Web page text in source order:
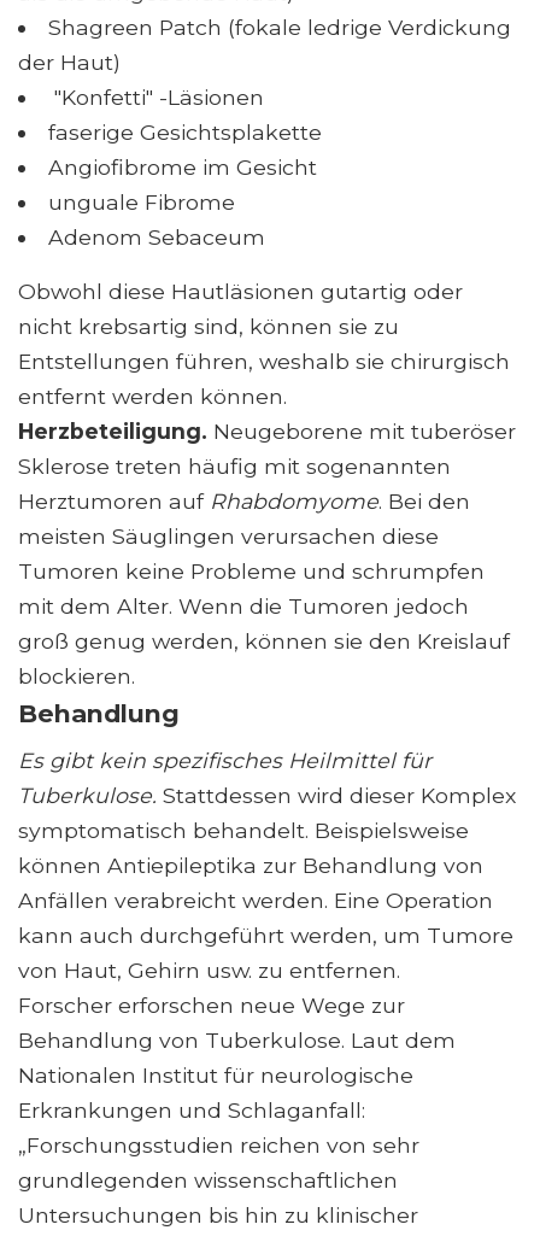
Shagreen Patch (fokale ledrige Verdickung
der Haut)
"Konfetti" -Läsionen
faserige Gesichtsplakette
Angiofibrome im Gesicht
unguale Fibrome
Adenom Sebaceum
Obwohl diese Hautläsionen gutartig oder
nicht krebsartig sind, können sie zu
Entstellungen führen, weshalb sie chirurgisch
entfernt werden können.
Herzbeteiligung. Neugeborene mit tuberöser
Sklerose treten häufig mit sogenannten
Herztumoren auf Rhabdomyome. Bei den
meisten Säuglingen verursachen diese
Tumoren keine Probleme und schrumpfen
mit dem Alter. Wenn die Tumoren jedoch
groß genug werden, können sie den Kreislauf
blockieren.
Behandlung
Es gibt kein spezifisches Heilmittel für
Tuberkulose. Stattdessen wird dieser Komplex
symptomatisch behandelt. Beispielsweise
können Antiepileptika zur Behandlung von
Anfällen verabreicht werden. Eine Operation
kann auch durchgeführt werden, um Tumore
von Haut, Gehirn usw. zu entfernen.
Forscher erforschen neue Wege zur
Behandlung von Tuberkulose. Laut dem
Nationalen Institut für neurologische
Erkrankungen und Schlaganfall:
„Forschungsstudien reichen von sehr
grundlegenden wissenschaftlichen
Untersuchungen bis hin zu klinischer